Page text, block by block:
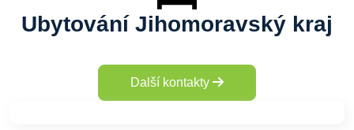
Ubytování Jihomoravský kraj
Další kontakty